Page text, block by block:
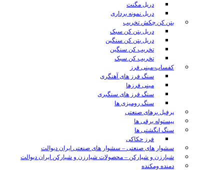
دریل مگنت
دریل نمونه برداری
بتن کن چکش تخریب
دریل بتن کن سبک
دریل بتن کن سنگین
تخریب کن سنگین
تخریب کن سبک
کفساب-مینی فرز
سنگ فرز های آهنگری
مینی فرزها
سنگ فرز های سنگبری
سنگ رومیزی ها
پرفیل برهای صنعتی
پیستوله برقی ها
سنگ انگشتی ها
فرز حکاکی
سشوار های صنعتی – سشوار های صنعتی ایران دیوالت
شیارزن و شیارکن – محصولات شیارزن و شیارکن ایران دیوالت
دمنده ومکنده